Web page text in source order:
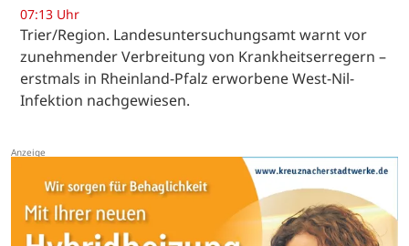
07:13 Uhr
Trier/Region. Landesuntersuchungsamt warnt vor
zunehmender Verbreitung von Krankheitserregern –
erstmals in Rheinland-Pfalz erworbene West-Nil-
Infektion nachgewiesen.